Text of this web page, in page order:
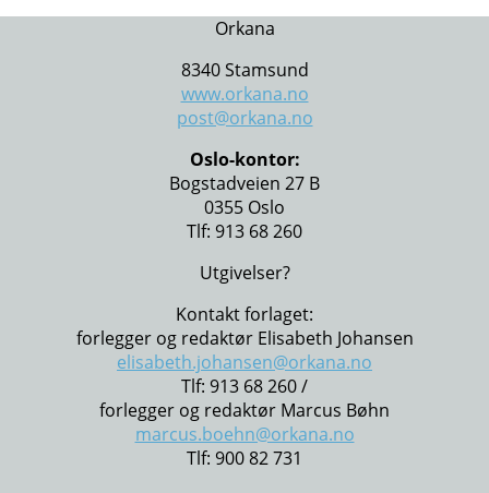
Orkana
8340 Stamsund
www.orkana.no
post@orkana.no
Oslo-kontor:
Bogstadveien 27 B
0355 Oslo
Tlf: 913 68 260
Utgivelser?
Kontakt forlaget:
forlegger og redaktør Elisabeth Johansen
elisabeth.johansen@orkana.no
Tlf: 913 68 260 /
forlegger og redaktør Marcus Bøhn
marcus.boehn@orkana.no
Tlf: 900 82 731